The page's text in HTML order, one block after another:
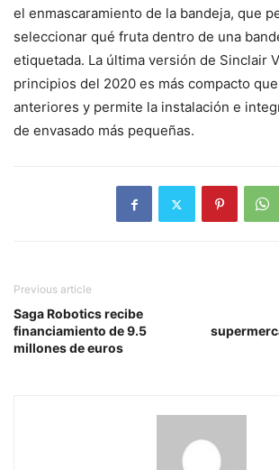
el enmascaramiento de la bandeja, que
seleccionar qué fruta dentro de una
etiquetada. La última versión de Sinclair
principios del 2020 es más compacto
anteriores y permite la instalación e
de envasado más pequeñas.
Previous article
Saga Robotics recibe
financiamiento de 9.5
millones de euros